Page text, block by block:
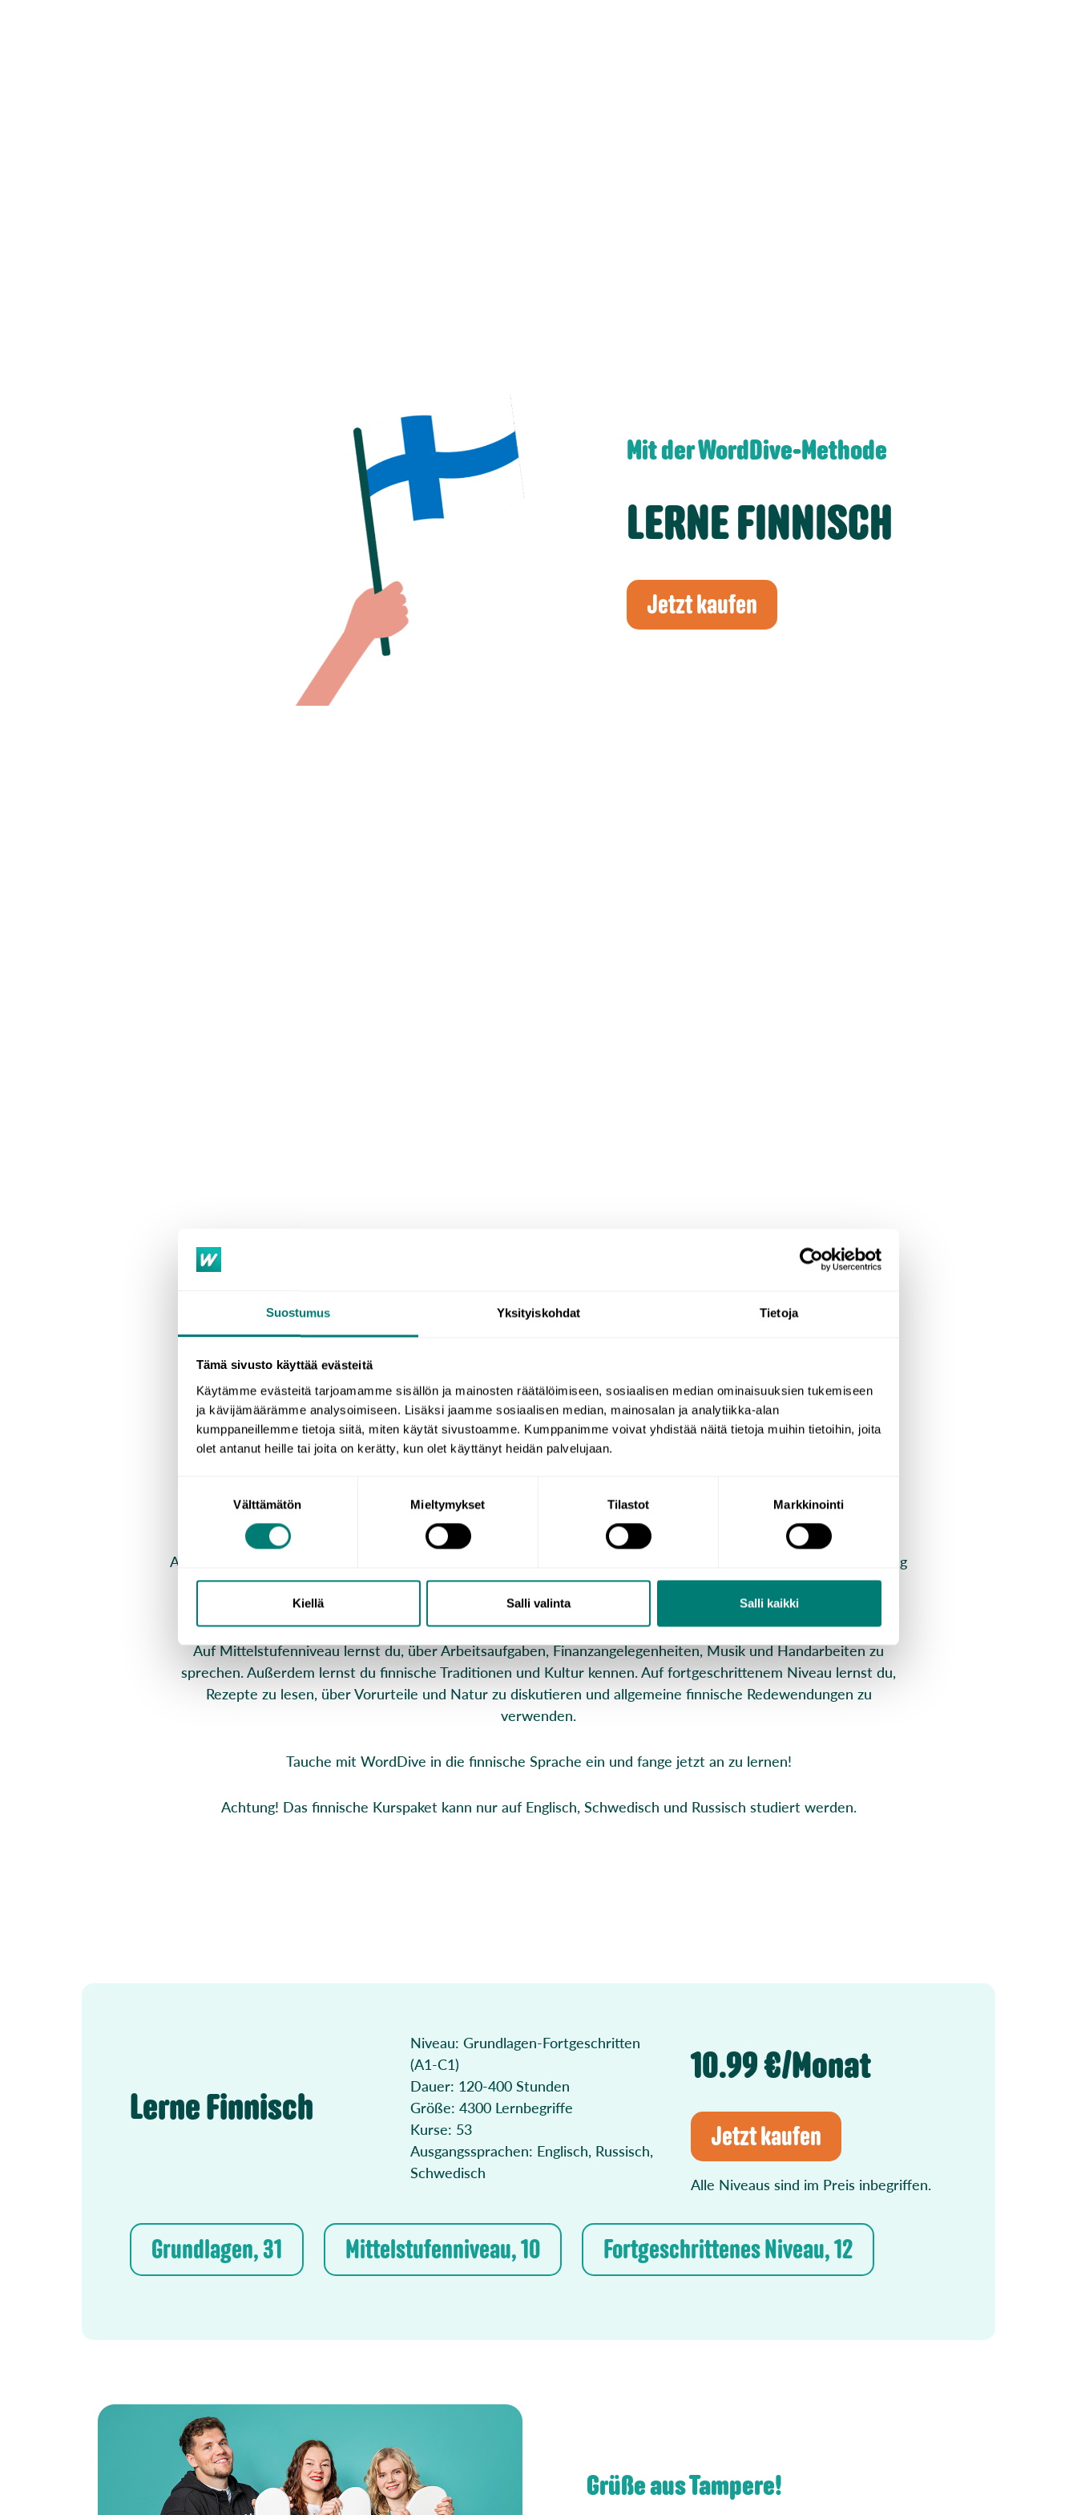
Suostumus Yksityiskohdat Tietoja
Tämä sivusto käyttää evästeitä
Käytämme evästeitä tarjoamamme sisällön ja mainosten räätälöimiseen, sosiaalisen median ominaisuuksien tukemiseen
ja kävijämäärämme analysoimiseen. Lisäksi jaamme sosiaalisen median, mainosalan ja analytiikka-alan
kumppaneillemme tietoja siitä, miten käytät sivustoamme. Kumppanimme voivat yhdistää näitä tietoja muihin tietoihin, joita
olet antanut heille tai joita on kerätty, kun olet käyttänyt heidän palvelujaan.
Välttämätön Mieltymykset Tilastot Markkinointi
Kiellä Salli valinta Salli kaikki
Mit der WordDive-Methode
LERNE FINNISCH
Jetzt kaufen
Finnische Sprachkurse
fortgeschrittenen Niveau.
Auf Grundniveau lernst du, über dich selbst und deine Familie zu sprechen und über Nachrichten und Unterhaltung
zu diskutieren. In den Grammatikkursen des Grundniveaus werden KPT-Variationen, Wortarten und Verben
behandelt.
Auf Mittelstufenniveau lernst du, über Arbeitsaufgaben, Finanzangelegenheiten, Musik und Handarbeiten zu
sprechen. Außerdem lernst du finnische Traditionen und Kultur kennen. Auf fortgeschrittenem Niveau lernst du,
Rezepte zu lesen, über Vorurteile und Natur zu diskutieren und allgemeine finnische Redewendungen zu
verwenden.
Tauche mit WordDive in die finnische Sprache ein und fange jetzt an zu lernen!
Achtung! Das finnische Kurspaket kann nur auf Englisch, Schwedisch und Russisch studiert werden.
Lerne Finnisch
Niveau: Grundlagen-Fortgeschritten
(A1-C1)
Dauer: 120-400 Stunden
Größe: 4300 Lernbegriffe
Kurse: 53
Ausgangssprachen: Englisch, Russisch,
Schwedisch
10.99 €/Monat
Jetzt kaufen
Alle Niveaus sind im Preis inbegriffen.
Grundlagen, 31 Mittelstufenniveau, 10 Fortgeschrittenes Niveau, 12
Grüße aus Tampere!